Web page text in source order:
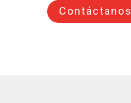
Contáctanos